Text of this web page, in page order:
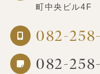
町中央ビル4F
082-
082-